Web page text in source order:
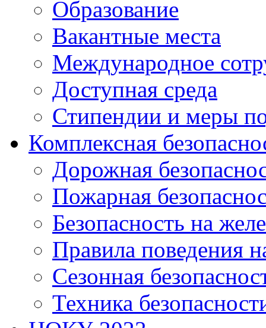
Образование
Вакантные места
Международное
Доступная среда
Стипендии и меры
Комплексная
Дорожная
Пожарная
Безопасность на
Правила поведения
Сезонная
Техника